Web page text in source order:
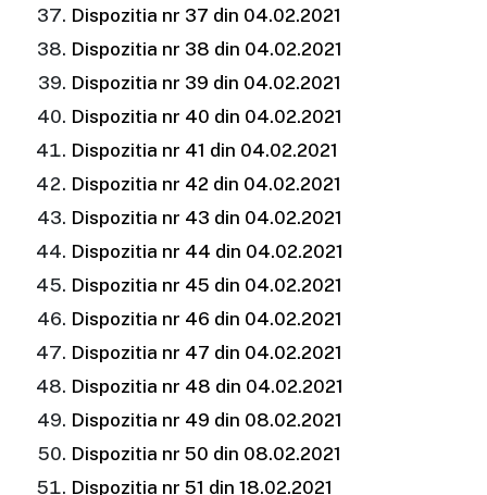
Dispozitia nr 37 din 04.02.2021
Dispozitia nr 38 din 04.02.2021
Dispozitia nr 39 din 04.02.2021
Dispozitia nr 40 din 04.02.2021
Dispozitia nr 41 din 04.02.2021
Dispozitia nr 42 din 04.02.2021
Dispozitia nr 43 din 04.02.2021
Dispozitia nr 44 din 04.02.2021
Dispozitia nr 45 din 04.02.2021
Dispozitia nr 46 din 04.02.2021
Dispozitia nr 47 din 04.02.2021
Dispozitia nr 48 din 04.02.2021
Dispozitia nr 49 din 08.02.2021
Dispozitia nr 50 din 08.02.2021
Dispozitia nr 51 din 18.02.2021